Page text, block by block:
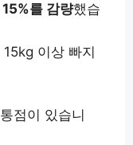
를 감량했습
이상 빠지
점이 있습니